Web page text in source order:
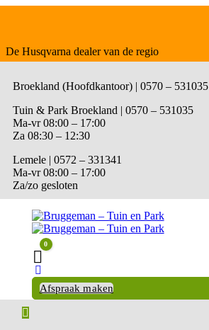
De Husqvarna dealer van de regio
Broekland (Hoofdkantoor) | 0570 – 531035
Tuin & Park Broekland | 0570 – 531035
Ma-vr 08:00 – 17:00
Za 08:30 – 12:30
Lemele | 0572 – 331341
Ma-vr 08:00 – 17:00
Za/zo gesloten
Winkelwagen
0
Afspraak maken